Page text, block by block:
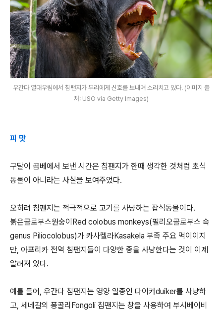
우간다 열대우림에서 침팬지가 무리에게 신호를 보내며 소리치고 있다. (이미지 출
처: USO via Getty Images)
피 맛
구달이 곰베에서 보낸 시간은 침팬지가 한때 생각한 것처럼 초식
동물이 아니라는 사실을 보여주었다.
오히려 침팬지는 적극적으로 고기를 사냥하는 잡식동물이다.
붉은콜로부스원숭이Red colobus monkeys(필리오콜로부스 속
genus Piliocolobus)가 카사켈라Kasakela 부족 주요 먹이이지
만, 아프리카 전역 침팬지들이 다양한 종을 사냥한다는 것이 이제
알려져 있다.
예를 들어, 우간다 침팬지는 영양 일종인 다이커duiker를 사냥하
고, 세네갈의 퐁골리Fongoli 침팬지는 창을 사용하여 부시베이비